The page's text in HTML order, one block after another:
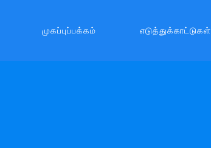
முகப்புப்பக்கம் எடுத்துக்காட்டுகள்